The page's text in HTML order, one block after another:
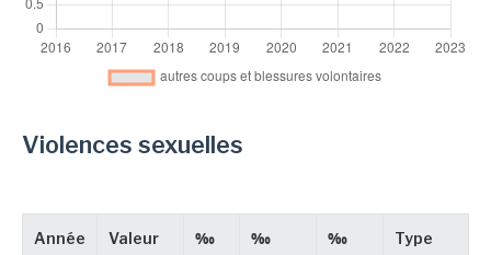
Violences sexuelles
Année Valeur ‰
‰
‰
Type